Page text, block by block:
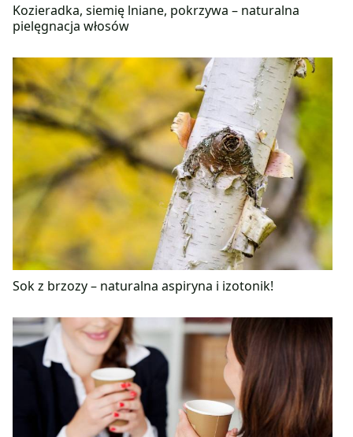
Kozieradka, siemię lniane, pokrzywa – naturalna
pielęgnacja włosów
Sok z brzozy – naturalna aspiryna i izotonik!